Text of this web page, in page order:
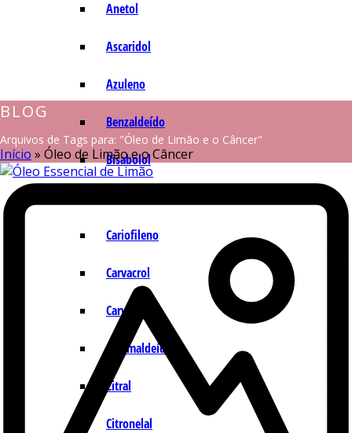
Anetol
Ascaridol
Azuleno
Benzaldeído
Bisabolol
Cariofileno
Carvacrol
Carvona
Cinamaldeído
Citral
Citronelal
BLOG
Arquivos de Tags para: "Óleo de Limão e o Câncer"
Início » Óleo de Limão e o Câncer